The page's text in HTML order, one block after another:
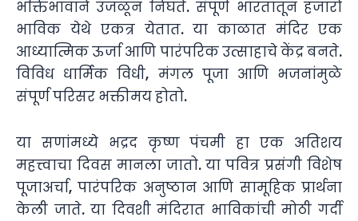
भक्तिभावाने उजळून निघते. संपूर्ण भारतातून हजारो
भाविक येथे एकत्र येतात. या काळात मंदिर एक
आध्यात्मिक ऊर्जा आणि पारंपरिक उत्साहाचे केंद्र बनते.
विविध धार्मिक विधी, मंगल पूजा आणि भजनांमुळे
संपूर्ण परिसर भक्तीमय होतो.
या सणांमध्ये भद्रद कृष्ण पंचमी हा एक अतिशय
महत्त्वाचा दिवस मानला जातो. या पवित्र प्रसंगी विशेष
पूजाअर्चा, पारंपरिक अनुष्ठान आणि सामूहिक प्रार्थना
केली जाते. या दिवशी मंदिरात भाविकांची मोठी गर्दी